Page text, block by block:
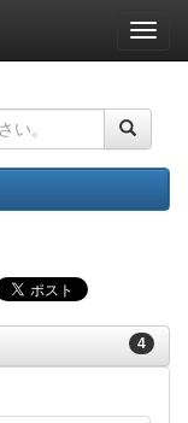
ナ
ビ
ー
ョ
ン
4